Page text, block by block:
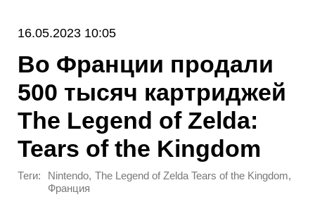
16.05.2023 10:05
Во Франции продали
500 тысяч картриджей
The Legend of Zelda:
Tears of the Kingdom
Теги: Nintendo, The Legend of Zelda Tears of the Kingdom,
Франция